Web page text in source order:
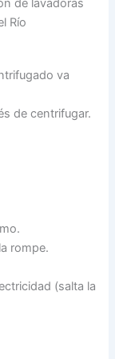
va
de centrifugar.
rompe.
(salta la